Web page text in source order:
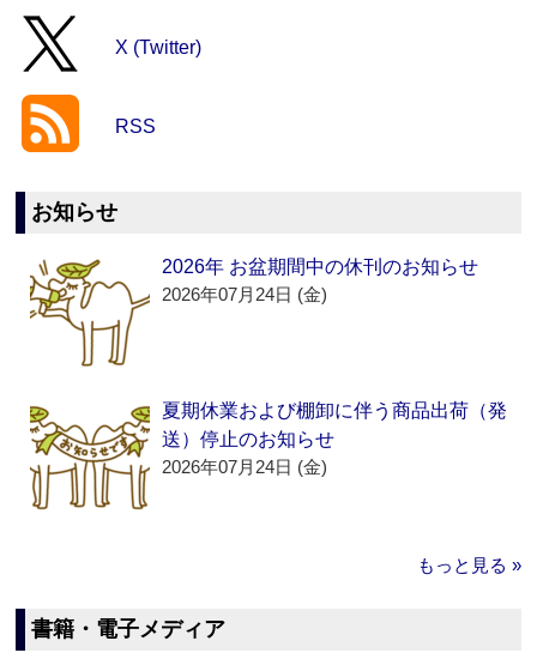
X (Twitter)
RSS
お知らせ
2026年 お盆期間中の休刊のお知らせ
2026年07月24日 (金)
夏期休業および棚卸に伴う商品出荷（発
送）停止のお知らせ
2026年07月24日 (金)
もっと見る »
書籍・電子メディア